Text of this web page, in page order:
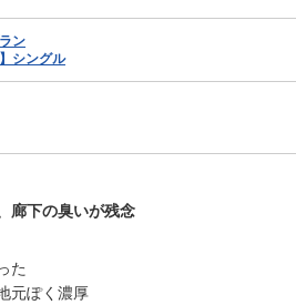
ン
シングル
廊下の臭いが残念
た
元ぽく濃厚